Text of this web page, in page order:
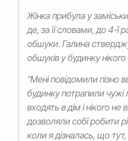
Жінка прибула у
де, за її словами, до 4-ї
обшуки. Галина
обшуків у будинку
“Мені повідомили пізно
будинку потрапили чужі
входять в дім і нікого
дозволяли собі робити
коли я дізналась, що